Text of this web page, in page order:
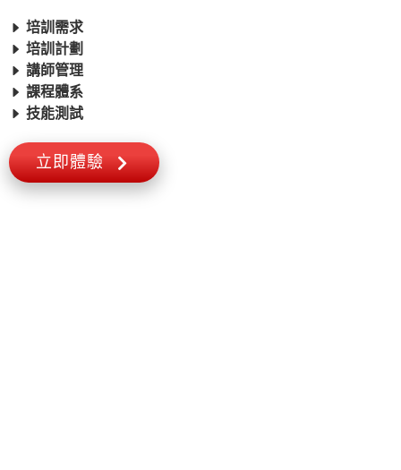
培訓需求
培訓計劃
講師管理
課程體系
技能測試
立即體驗